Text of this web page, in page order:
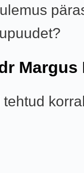
Margus